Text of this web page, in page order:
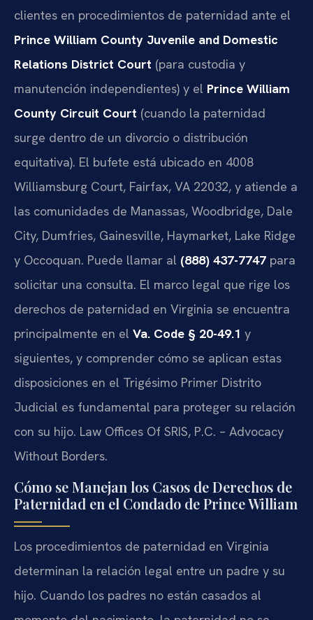
clientes en procedimientos de paternidad ante el
Prince William County Juvenile and Domestic
Relations District Court (para custodia y
manutención independientes) y el Prince William
County Circuit Court (cuando la paternidad
surge dentro de un divorcio o distribución
equitativa). El bufete está ubicado en 4008
Williamsburg Court, Fairfax, VA 22032, y atiende a
las comunidades de Manassas, Woodbridge, Dale
City, Dumfries, Gainesville, Haymarket, Lake Ridge
y Occoquan. Puede llamar al (888) 437-7747 para
solicitar una consulta. El marco legal que rige los
derechos de paternidad en Virginia se encuentra
principalmente en el Va. Code § 20-49.1 y
siguientes, y comprender cómo se aplican estas
disposiciones en el Trigésimo Primer Distrito
Judicial es fundamental para proteger su relación
con su hijo. Law Offices Of SRIS, P.C. – Advocacy
Without Borders.
Cómo se Manejan los Casos de Derechos de
Paternidad en el Condado de Prince William
Los procedimientos de paternidad en Virginia
determinan la relación legal entre un padre y su
hijo. Cuando los padres no están casados al